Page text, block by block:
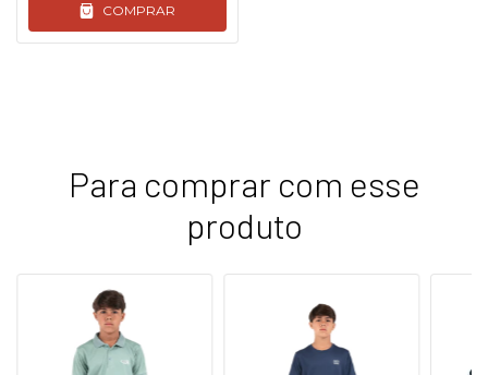
COMPRAR
Para comprar com esse
produto